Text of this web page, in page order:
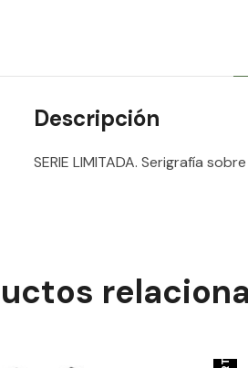
Descripción
SERIE LIMITADA. Serigrafía